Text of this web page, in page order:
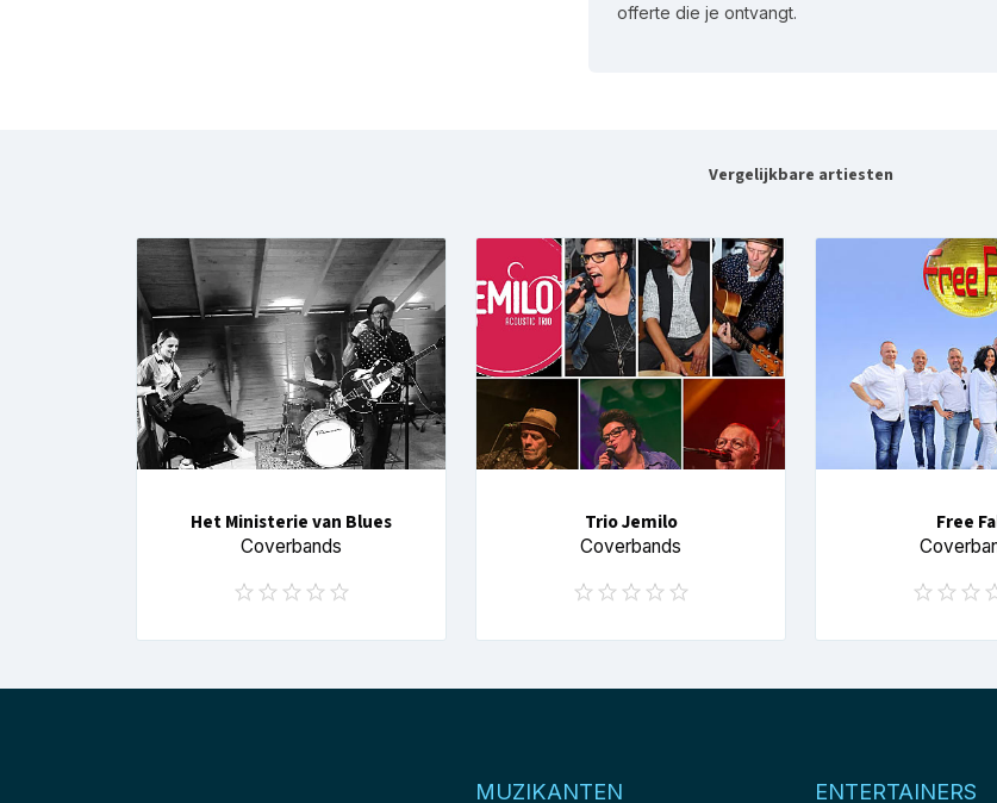
offerte die je ontvangt.
Vergelijkbare artiesten
Het Ministerie van Blues
Coverbands
Trio Jemilo
Coverbands
Free
MUZIKANTEN ENTERTAINERS